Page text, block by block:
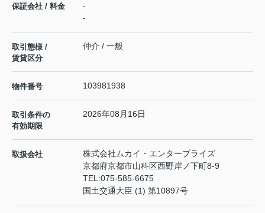
保証会社 / 料金
-
-
取引態様 /
賃貸区分
仲介 / 一般
物件番号 103981938
取引条件の
有効期限
2026年08月16日
取扱会社
株式会社ムカイ・エンタープライズ
京都府京都市山科区西野岸ノ下町8-9
TEL:075-585-6675
国土交通大臣 (1) 第10897号